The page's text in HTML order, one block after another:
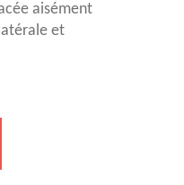
aisément
et